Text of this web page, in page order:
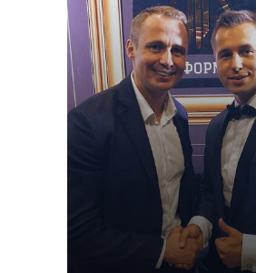
Подарочный сертификат
Мужской гардероб
Ткани для пошива одежды
Смокинг
Сорочки
Bespoke
Блог
Пиджак
Брюки
MTM
Контакты
Костюм